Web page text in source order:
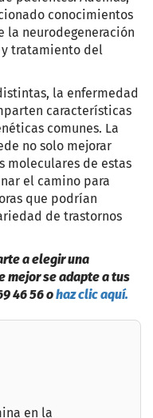
conocimientos
la neurodegeneración
tratamiento del
la enfermedad
características
comunes. La
no solo mejorar
moleculares de estas
el camino para
que podrían
de trastornos
a elegir una
mejor se adapte a tus
46 56 ohaz clic aquí.
en la